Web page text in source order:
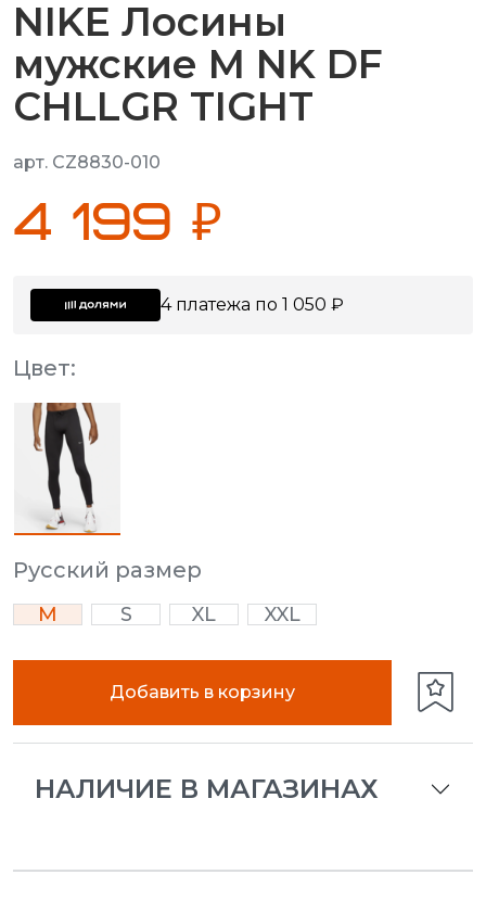
NIKE Лосины
мужские M NK DF
CHLLGR TIGHT
арт. CZ8830-010
4 199 ₽
4 платежа по 1 050 ₽
Цвет:
Русский размер
M S XL XXL
Добавить в корзину
НАЛИЧИЕ В МАГАЗИНАХ